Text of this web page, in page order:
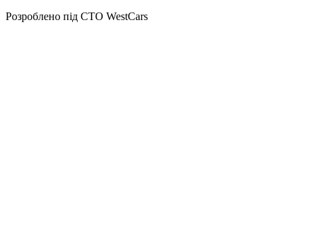
Розроблено під СТО WestCars